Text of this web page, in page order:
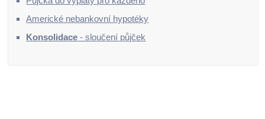
Americké nebankovní hypotéky
Konsolidace - sloučení půjček